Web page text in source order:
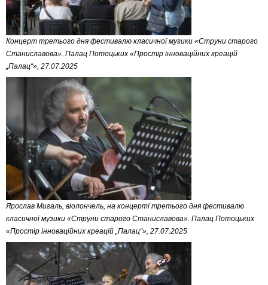
Концерт третього дня фестивалю класичної музики «Струни старого
Станиславова». Палац Потоцьких «Простір інноваційних креацій
„Палац“», 27.07.2025
Ярослав Мигаль, віолончель, на концерті третього дня фестивалю
класичної музики «Струни старого Станиславова». Палац Потоцьких
«Простір інноваційних креацій „Палац“», 27.07.2025